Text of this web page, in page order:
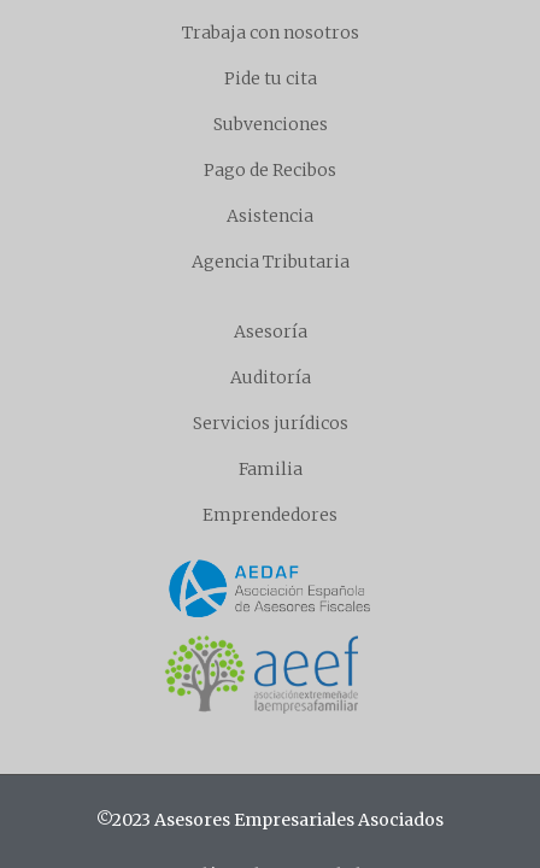
Trabaja con nosotros
Pide tu cita
Subvenciones
Pago de Recibos
Asistencia
Agencia Tributaria
Asesoría
Auditoría
Servicios jurídicos
Familia
Emprendedores
©2023 Asesores Empresariales Asociados